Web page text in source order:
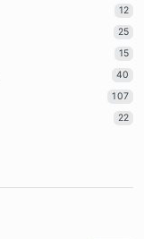
12
25
15
40
107
22